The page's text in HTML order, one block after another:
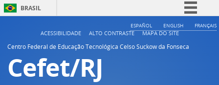
BRASIL
Simplifique!
ESPAÑOL ENGLISH FRANÇAIS
ACESSIBILIDADE ALTO CONTRASTE
MAPA DO SITE
Centro Federal de Educação Tecnológica Celso Suckow da Fonseca
Cefet/RJ